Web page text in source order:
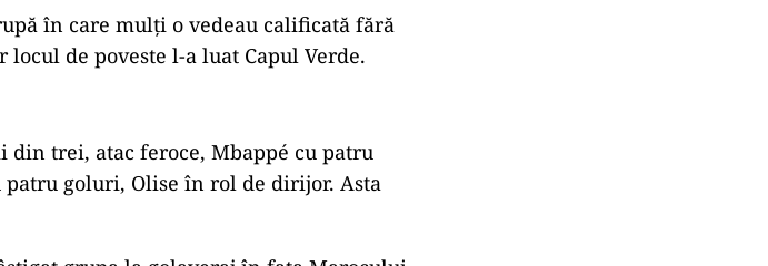
în care mulți o vedeau calificată fără
de poveste l-a luat Capul Verde.
din trei, atac feroce, Mbappé cu patru
goluri, Olise în rol de dirijor. Asta